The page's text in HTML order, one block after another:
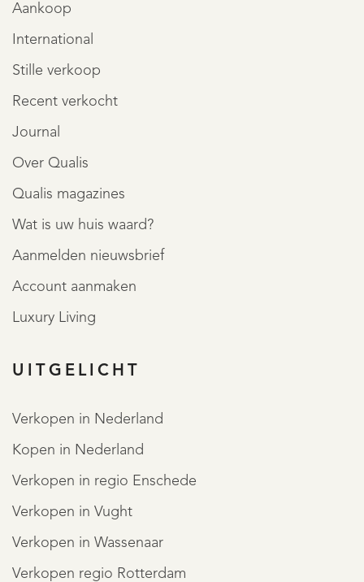
Aankoop
International
Stille verkoop
Recent verkocht
Journal
Over Qualis
Qualis magazines
Wat is uw huis waard?
Aanmelden nieuwsbrief
Account aanmaken
Luxury Living
UITGELICHT
Verkopen in Nederland
Kopen in Nederland
Verkopen in regio Enschede
Verkopen in Vught
Verkopen in Wassenaar
Verkopen regio Rotterdam